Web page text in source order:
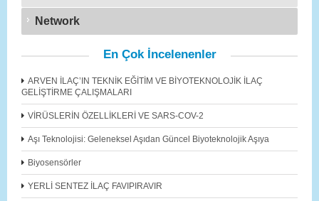
Network
En Çok İncelenenler
ARVEN İLAÇ’IN TEKNİK EĞİTİM VE BİYOTEKNOLOJİK İLAÇ
GELİŞTİRME ÇALIŞMALARI
VİRÜSLERİN ÖZELLİKLERİ VE SARS-COV-2
Aşı Teknolojisi: Geleneksel Aşıdan Güncel Biyoteknolojik Aşıya
Biyosensörler
YERLİ SENTEZ İLAÇ FAVIPIRAVIR